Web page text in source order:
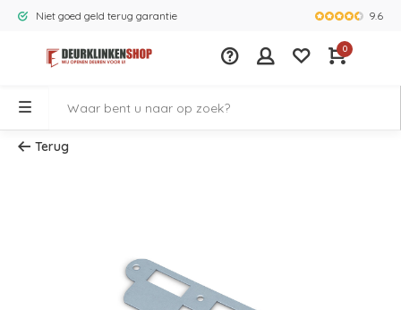
Niet goed geld terug garantie Grootste
9.6
0
Terug